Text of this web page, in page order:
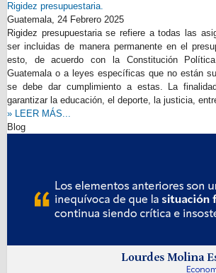
Rigidez presupuestaria.
Guatemala, 24 Febrero 2025
Rigidez presupuestaria se refiere a todas las
ser incluidas de manera permanente en el
esto, de acuerdo con la Constitución
Guatemala o a leyes específicas que no están
se debe dar cumplimiento a estas. La
garantizar la educación, el deporte, la justicia,
» LEER MÁS...
Blog